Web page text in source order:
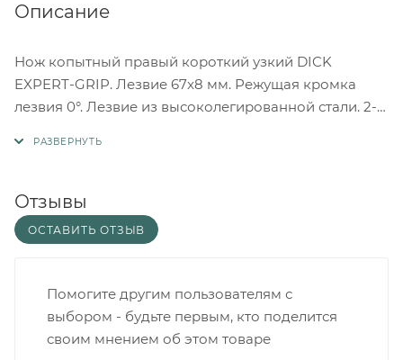
Описание
Нож копытный правый короткий узкий DICK
EXPERT-GRIP. Лезвие 67x8 мм. Режущая кромка
лезвия 0°. Лезвие из высоколегированной стали. 2-х
Отзывы
ОСТАВИТЬ ОТЗЫВ
Помогите другим пользователям с
выбором - будьте первым, кто поделится
своим мнением об этом товаре